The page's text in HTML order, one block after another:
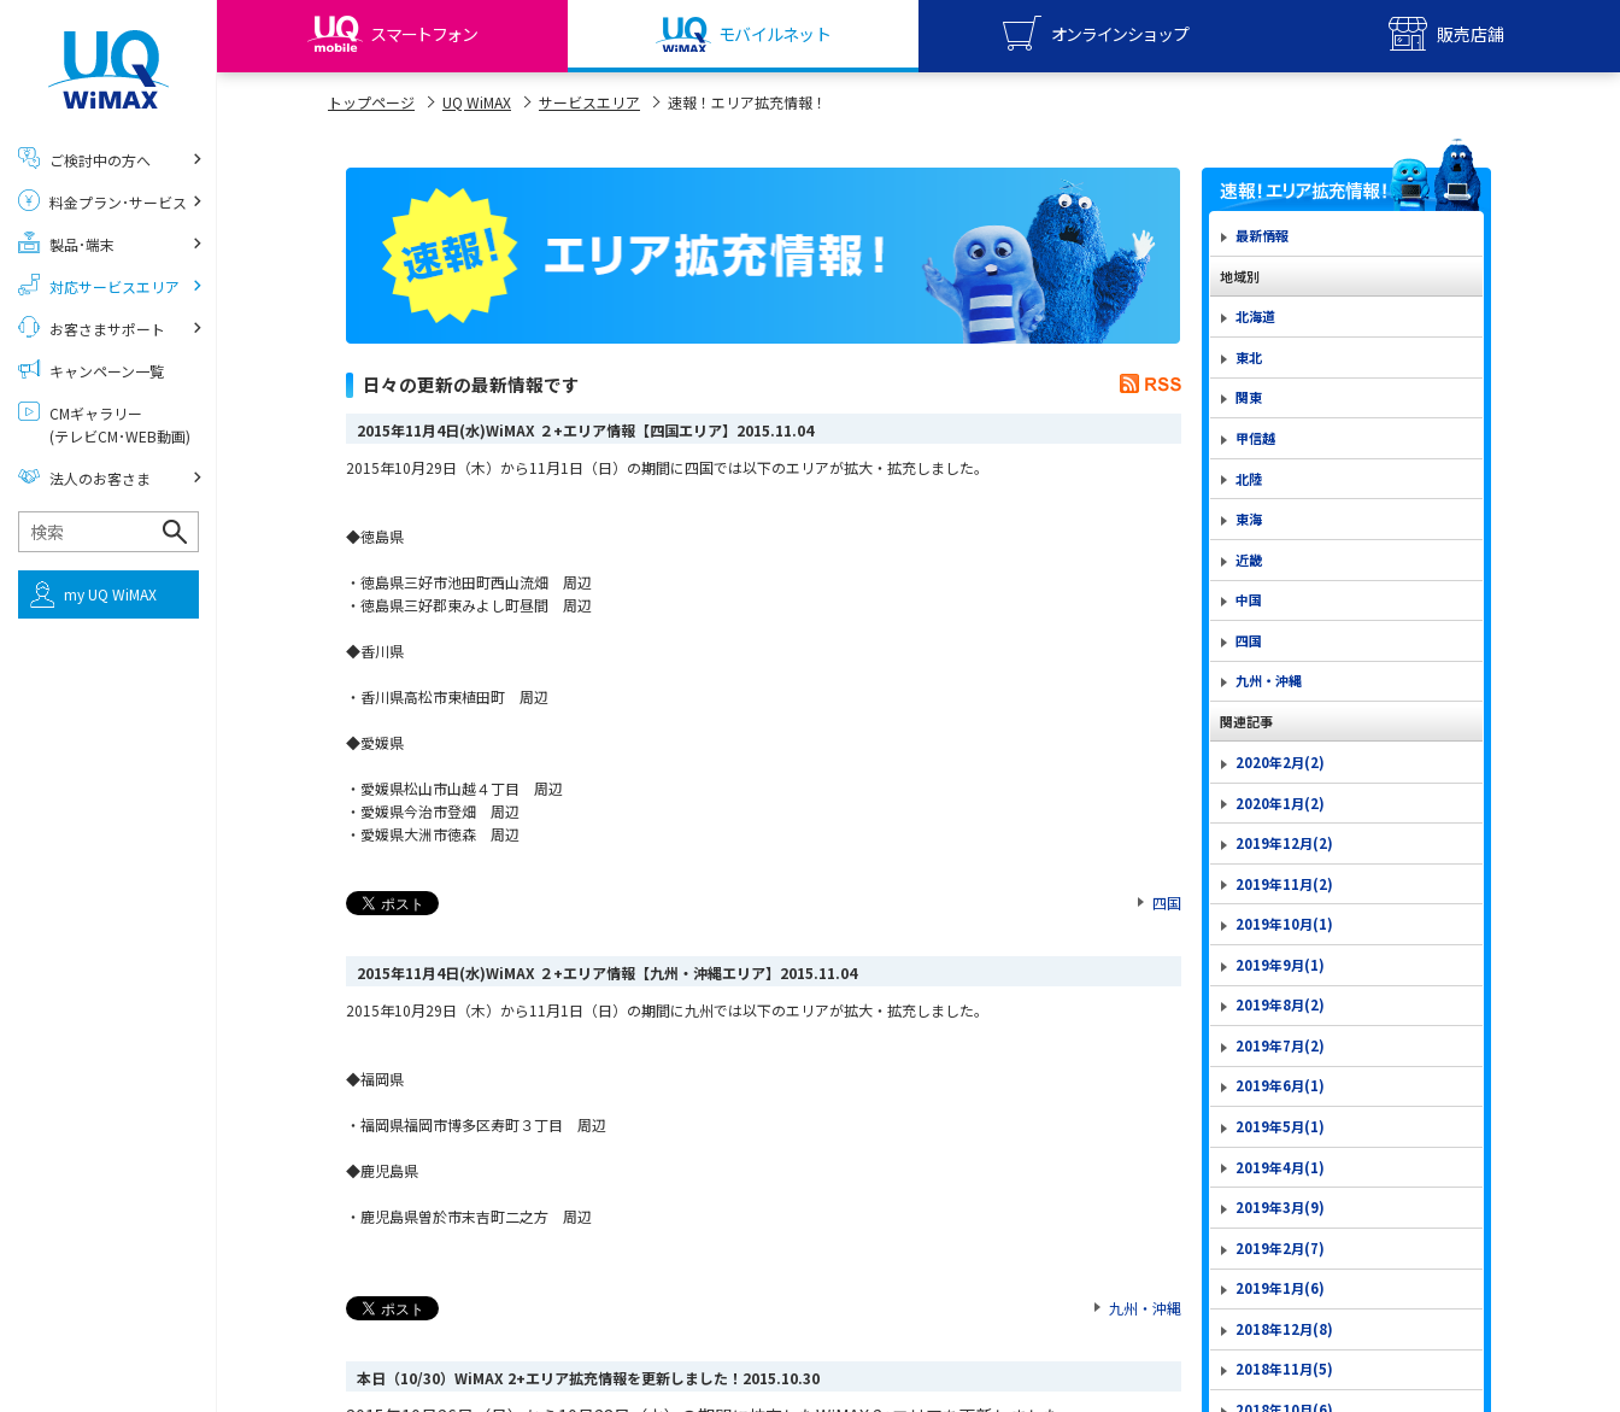
スマートフォン モバイルネット オンラインショップ 販売店舗
my UQ WiMAX
My UQ mobile
UQ mobile ご契約の方
UQ mobile
データチャージサイト
UQ WiMAX
オンラインショップ
UQ WiMAX
販売店舗
トップページ UQ WiMAX サービスエリア 速報！エリア拡充情報！
日々の更新の最新情報です
2015年11月4日(水)WiMAX ２+エリア情報【四国エリア】 2015.11.04
2015年10月29日（木）から11月1日（日）の期間に四国では以下のエリアが拡大・拡充しました。
◆徳島県
・徳島県三好市池田町西山流畑 周辺
・徳島県三好郡東みよし町昼間 周辺
◆香川県
・香川県高松市東植田町 周辺
◆愛媛県
・愛媛県松山市山越４丁目 周辺
・愛媛県今治市登畑 周辺
・愛媛県大洲市徳森 周辺
四国
2015年11月4日(水)WiMAX ２+エリア情報【九州・沖縄エリア】 2015.11.04
2015年10月29日（木）から11月1日（日）の期間に九州では以下のエリアが拡大・拡充しました。
◆福岡県
・福岡県福岡市博多区寿町３丁目 周辺
◆鹿児島県
・鹿児島県曽於市末吉町二之方 周辺
九州・沖縄
本日（10/30）WiMAX 2+エリア拡充情報を更新しました！ 2015.10.30
最新情報
地域別
北海道
東北
関東
甲信越
北陸
東海
近畿
中国
四国
九州・沖縄
関連記事
2020年2月(2)
2020年1月(2)
2019年12月(2)
2019年11月(2)
2019年10月(1)
2019年9月(1)
2019年8月(2)
2019年7月(2)
2019年6月(1)
2019年5月(1)
2019年4月(1)
2019年3月(9)
2019年2月(7)
2019年1月(6)
2018年12月(8)
2018年11月(5)
ご検討中の方へ
料金プラン･サービス
製品･端末
対応サービスエリア
お客さまサポート
キャンペーン一覧
CMギャラリー
(テレビCM･WEB動画)
法人のお客さま
my UQ WiMAX